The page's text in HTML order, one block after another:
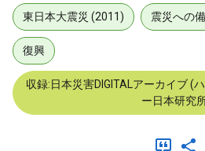
東日本大震災 (2011) 震災への
復興
収録:日本災害DIGITALアーカイブ (
ー日本研究